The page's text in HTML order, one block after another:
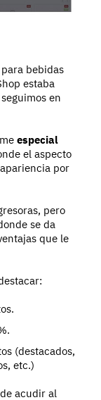
bebidas
estaba
en
especial
el aspecto
por
pero
se da
que le
(destacados,
etc.)
acudir al